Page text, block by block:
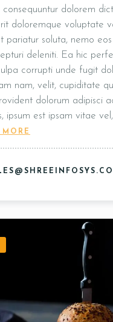
consequuntur dolorem
doloremque voluptate
pariatur soluta, nemo eos
deleniti. Ea hic
corrupti unde fugit
nam, velit, cupiditate
dolorum adipisci
ipsum est ipsam vitae
MORE